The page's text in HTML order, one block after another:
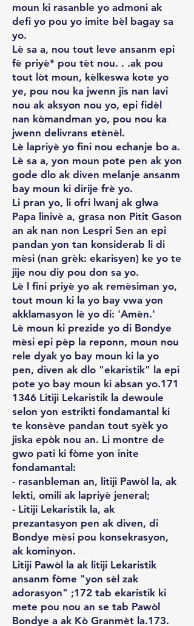
moun ki rasanble yo admoni ak
defi yo pou yo imite bèl bagay sa
yo.
Lè sa a, nou tout leve ansanm epi
fè priyè* pou tèt nou. . .ak pou
tout lòt moun, kèlkeswa kote yo
ye, pou nou ka jwenn jis nan lavi
nou ak aksyon nou yo, epi fidèl
nan kòmandman yo, pou nou ka
jwenn delivrans etènèl.
Lè lapriyè yo fini nou echanje bo a.
Lè sa a, yon moun pote pen ak yon
gode dlo ak diven melanje ansanm
bay moun ki dirije frè yo.
Li pran yo, li ofri lwanj ak glwa
Papa linivè a, grasa non Pitit Gason
an ak nan non Lespri Sen an epi
pandan yon tan konsiderab li di
mèsi (nan grèk: ekarisyen) ke yo te
jije nou diy pou don sa yo.
Lè l fini priyè yo ak remèsiman yo,
tout moun ki la yo bay vwa yon
akklamasyon lè yo di: 'Amèn.'
Lè moun ki prezide yo di Bondye
mèsi epi pèp la reponn, moun nou
rele dyak yo bay moun ki la yo
pen, diven ak dlo "ekaristik" la epi
pote yo bay moun ki absan yo.171
1346 Litiji Lekaristik la dewoule
selon yon estrikti fondamantal ki
te konsève pandan tout syèk yo
jiska epòk nou an. Li montre de
gwo pati ki fòme yon inite
fondamantal:
- rasanbleman an, litiji Pawòl la, ak
lekti, omili ak lapriyè jeneral;
- Litiji Lekaristik la, ak
prezantasyon pen ak diven, di
Bondye mèsi pou konsekrasyon,
ak kominyon.
Litiji Pawòl la ak litiji Lekaristik
ansanm fòme "yon sèl zak
adorasyon" ;172 tab ekaristik ki
mete pou nou an se tab Pawòl
Bondye a ak Kò Granmèt la.173.